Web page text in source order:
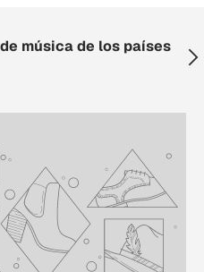
música de los países